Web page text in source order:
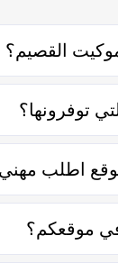
القصيم؟
معه إما
توفرونها؟
عناصر منها
اطلب
في التعامل
موقعكم؟